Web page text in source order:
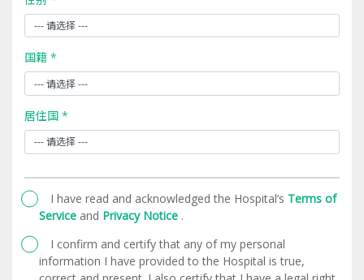
国籍 *
居住国 *
I have read and acknowledged the Hospital’s Terms of
Service and Privacy Notice .
I confirm and certify that any of my personal
information I have provided to the Hospital is true,